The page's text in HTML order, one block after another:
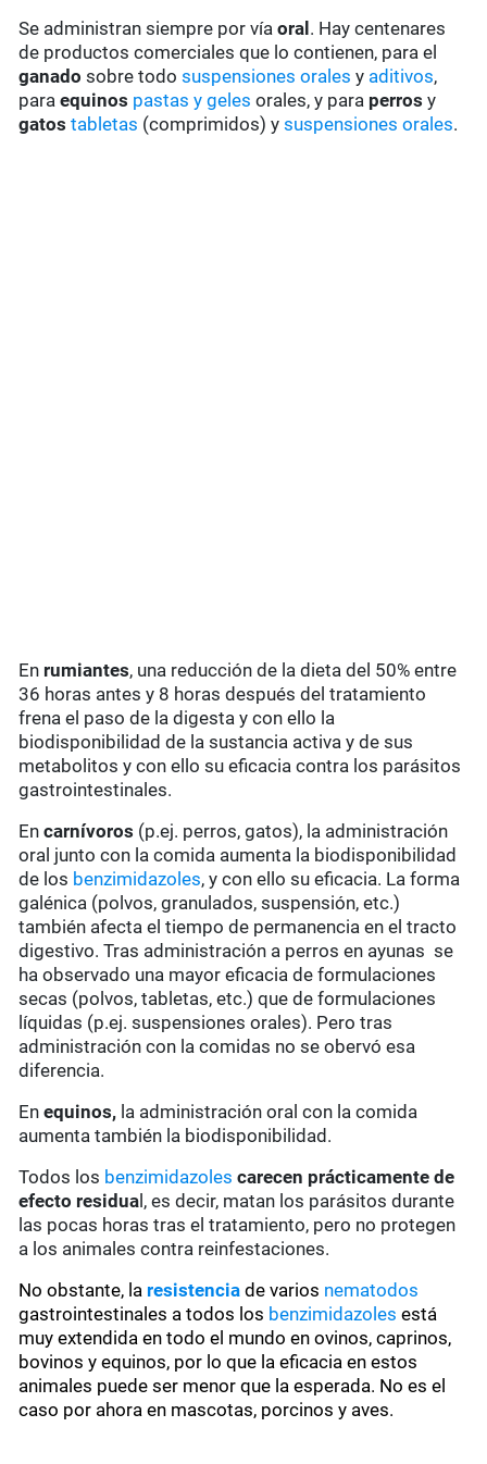
Se administran siempre por víaoral . Hay centenares
de productos comerciales que lo contienen, para el
ganado sobre todosuspensiones orales y aditivos,
paraequinos pastas y geles orales, y para perros y
gatos tabletas (comprimidos) ysuspensiones orales.
En rumiantes, una reducción de la dieta del 50% entre
36 horas antes y 8 horas después del tratamiento
frena el paso de la digesta y con ello la
biodisponibilidad de la sustancia activa y de sus
metabolitos y con ello su eficacia contra los parásitos
gastrointestinales.
Encarnívoros (p.ej. perros, gatos), la administración
oral junto con la comida aumenta la biodisponibilidad
de los benzimidazoles, y con ello su eficacia. La forma
galénica (polvos, granulados, suspensión, etc.)
también afecta el tiempo de permanencia en el tracto
digestivo. Tras administración a perros en ayunas se
ha observado una mayor eficacia de formulaciones
secas (polvos, tabletas, etc.) que de formulaciones
líquidas (p.ej. suspensiones orales). Pero tras
administración con la comidas no se obervó esa
diferencia.
Enequinos, la administración oral con la comida
aumenta también la biodisponibilidad.
Todos los benzimidazoles carecen prácticamente de
efecto residua l, es decir, matan los parásitos durante
las pocas horas tras el tratamiento, pero no protegen
a los animales contra reinfestaciones.
No obstante, la resistencia de varios nematodos
gastrointestinales a todos los benzimidazoles está
muy extendida en todo el mundo en ovinos, caprinos,
bovinos y equinos, por lo que la eficacia en estos
animales puede ser menor que la esperada. No es el
caso por ahora en mascotas, porcinos y aves.